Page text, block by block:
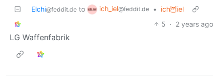
Elchi@feddit.de to ich_iel@feddit.de •
ich🦉iel
5 · 2 years ago
LG Waffenfabrik